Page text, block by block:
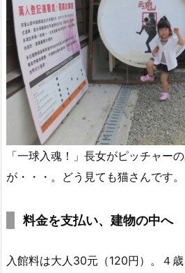
「一球入魂！」長女がピッチャー
が・・・。どう見ても猫さんです。
料金を支払い、建物の中へ
入館料は大人30元（120円）。４